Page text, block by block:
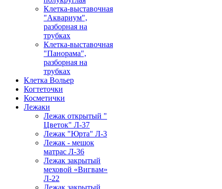
Клетка-выставочная
"Аквариум",
разборная на
трубках
Клетка-выставочная
"Панорама",
разборная на
трубках
Клетка Вольер
Когтеточки
Косметички
Лежаки
Лежак открытый "
Цветок" Л-37
Лежак "Юрта" Л-3
Лежак - мешок
матрас Л-36
Лежак закрытый
меховой «Вигвам»
Л-22